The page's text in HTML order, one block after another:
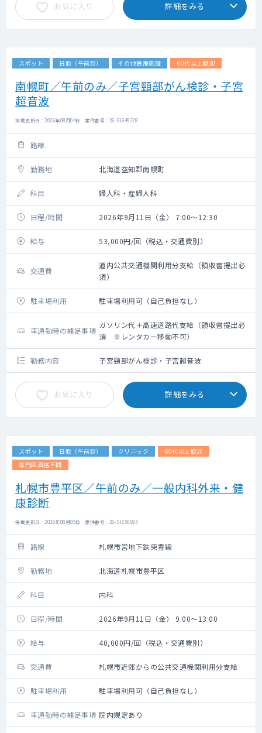
お気に入り 詳細をみる
スポット 日勤（午前診） その他医療施設 60代以上歓迎
南幌町／午前のみ／子宮頸部がん検診・子宮
超音波
掲載更新日 : 2026年08月04日 案件番号 : 26-SI649328
路線
勤務地 北海道空知郡南幌町
科目 婦人科・産婦人科
日程/時間 2026年9月11日（金） 7:00～12:30
給与 53,000円/回（税込・交通費別）
交通費
道内公共交通機関利用分支給（領収書提出必
須）
駐車場利用 駐車場利用可（自己負担なし）
車通勤時の補足事項
ガソリン代＋高速道路代支給（領収書提出必
須 ※レンタカー移動不可）
勤務内容 子宮頸部がん検診・子宮超音波
お気に入り 詳細をみる
スポット 日勤（午前診） クリニック
60代以上歓迎
専門医資格不問
札幌市豊平区／午前のみ／一般内科外来・健
康診断
掲載更新日 : 2026年08月05日 案件番号 : 26-SI650693
路線 札幌市営地下鉄東豊線
勤務地 北海道札幌市豊平区
科目 内科
日程/時間 2026年9月11日（金） 9:00～13:00
給与 40,000円/回（税込・交通費別）
交通費 札幌市近郊からの公共交通機関利用分支給
駐車場利用 駐車場利用可（自己負担なし）
車通勤時の補足事項 院内規定あり